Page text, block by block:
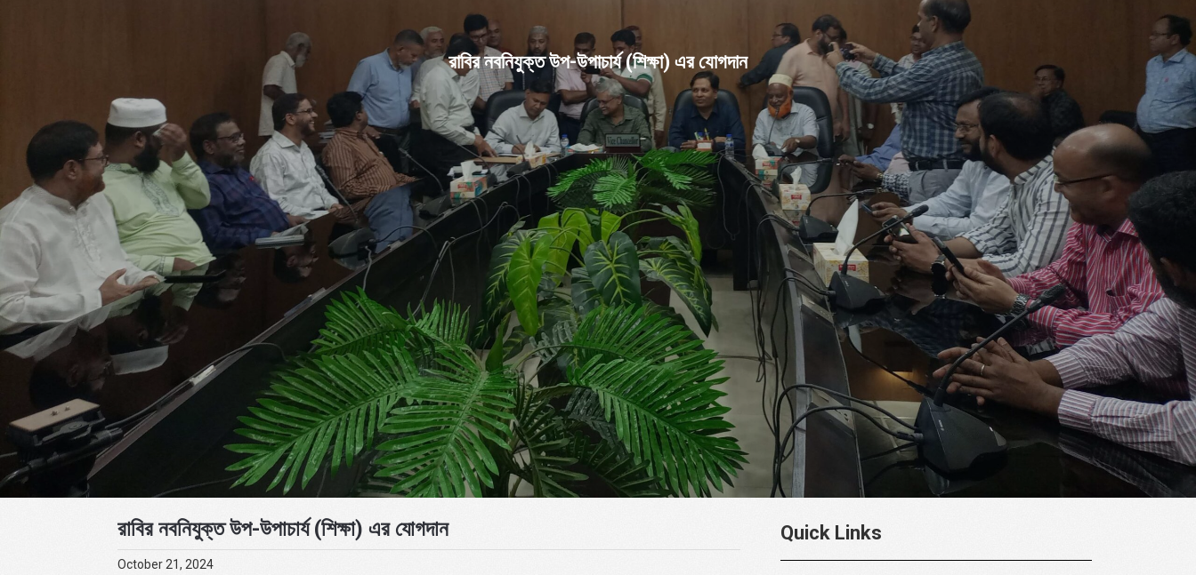
রাবির নবনিযুক্ত উপ-উপাচার্য (শিক্ষা) এর যোগদান
রাবির নবনিযুক্ত উপ-উপাচার্য (শিক্ষা) এর যোগদান
October 21, 2024
Quick Links